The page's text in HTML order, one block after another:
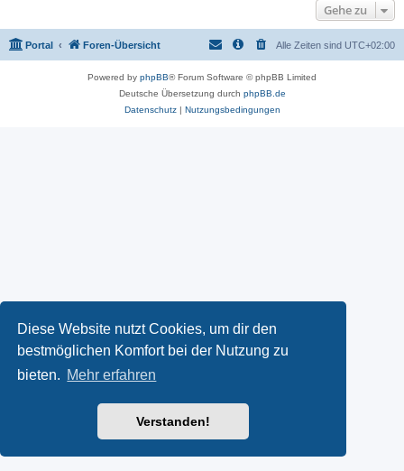
Diese Website nutzt Cookies, um dir den
bestmöglichen Komfort bei der Nutzung zu
bieten. Mehr erfahren
Verstanden!
Gehe zu
Portal Foren-Übersicht Alle Zeiten sind UTC+02:00
Powered by phpBB® Forum Software © phpBB Limited
Deutsche Übersetzung durch phpBB.de
Datenschutz| Nutzungsbedingungen